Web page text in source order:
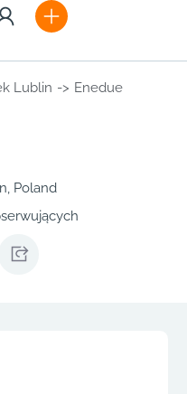
Lublin -> Enedue
Poland